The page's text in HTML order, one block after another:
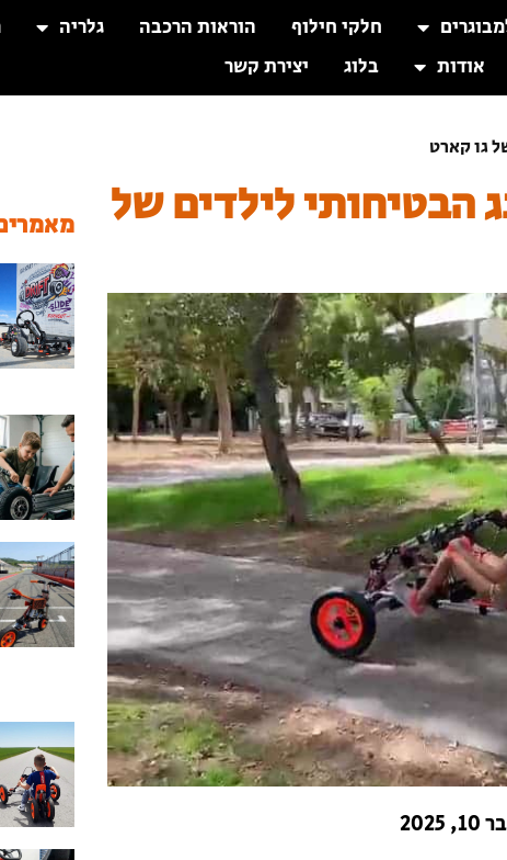
חלקי חילוף הוראות הרכבה גלריה
אודות
בלוג יצירת קשר
גו קארט
הבטיחותי לילדים של